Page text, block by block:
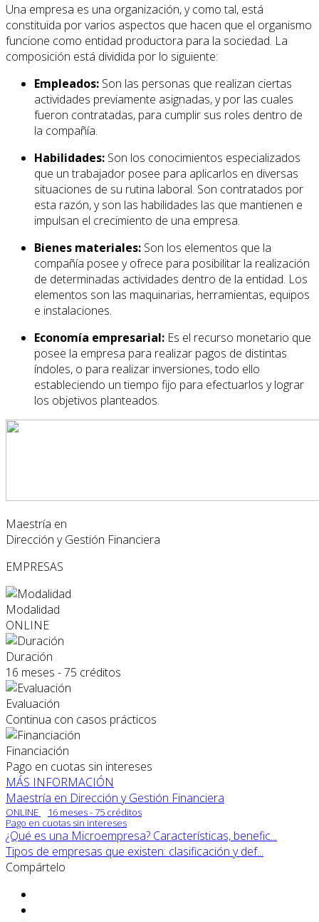
Una empresa es una organización, y como tal, está
constituida por varios aspectos que hacen que el organismo
funcione como entidad productora para la sociedad. La
composición está dividida por lo siguiente:
Empleados: Son las personas que realizan ciertas
actividades previamente asignadas, y por las cuales
fueron contratadas, para cumplir sus roles dentro de
la compañía.
Habilidades: Son los conocimientos especializados
que un trabajador posee para aplicarlos en diversas
situaciones de su rutina laboral. Son contratados por
esta razón, y son las habilidades las que mantienen e
impulsan el crecimiento de una empresa.
Bienes materiales: Son los elementos que la
compañía posee y ofrece para posibilitar la realización
de determinadas actividades dentro de la entidad. Los
elementos son las maquinarias, herramientas, equipos
e instalaciones.
Economía empresarial: Es el recurso monetario que
posee la empresa para realizar pagos de distintas
índoles, o para realizar inversiones, todo ello
estableciendo un tiempo fijo para efectuarlos y lograr
los objetivos planteados.
Maestría en
Dirección y Gestión Financiera
EMPRESAS
Modalidad
ONLINE
Duración
16 meses - 75 créditos
Evaluación
Continua con casos prácticos
Financiación
Pago en cuotas sin intereses
MÁS INFORMACIÓN
Maestría en Dirección y Gestión Financiera
ONLINE
16 meses - 75 créditos
Pago en cuotas sin intereses
¿Qué es una Microempresa? Características, benefic...
Tipos de empresas que existen: clasificación y def...
Compártelo